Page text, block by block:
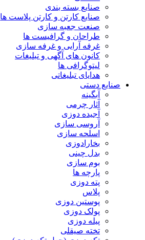
صنایع بسته بندی
صنایع کارتن و کارتن پلاست ها
صنعت جعبه سازی
طراحان و گرافیست ها
غرفه آرایی و غرفه سازی
کانون های آگهی و تبلیغات
لیتوگرافی ها
هدایای تبلیغاتی
صنایع دستی
آبگینه
آثار چرمی
آجیده دوزی
آروسی سازی
اسلحه سازی
بخارادوزی
بدل چینی
بوم سازی
پارچه ها
پته دوزی
پلاس
پوستین دوزی
پولک دوزی
پیله دوزی
تخته صیقلی